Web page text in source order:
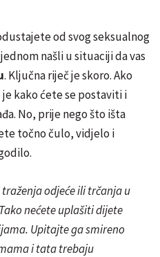
od svog seksualnog
našli u situaciji da vas
. Ključna riječ je skoro. Ako
kako ćete se postaviti i
No, prije nego što išta
točno čulo, vidjelo i
odjeće ili trčanja u
nećete uplašiti dijete
Upitajte ga smireno
i tata trebaju